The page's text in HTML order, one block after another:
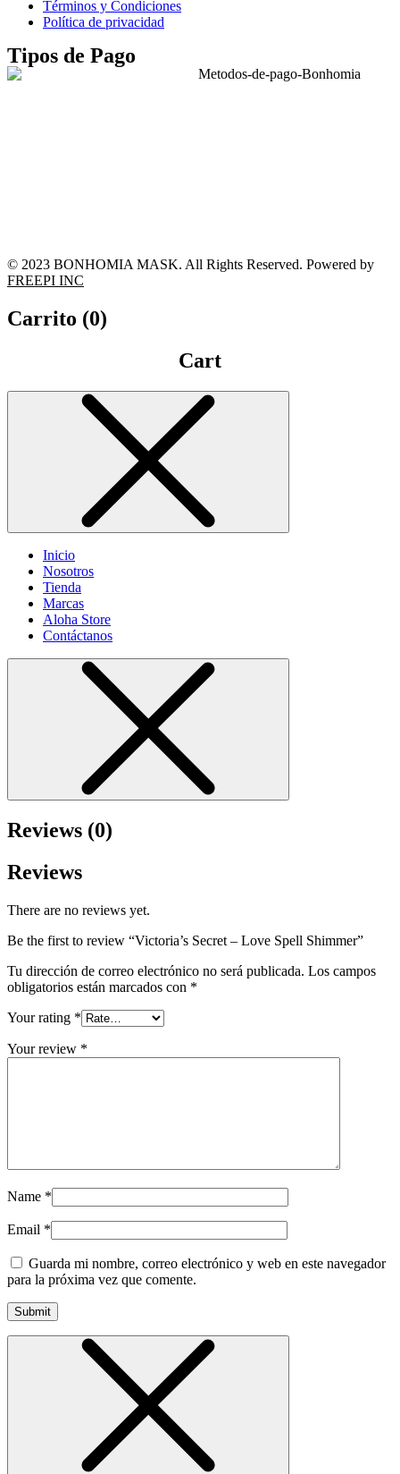
Términos y Condiciones
Política de privacidad
Tipos de Pago
© 2023 BONHOMIA MASK. All Rights Reserved. Powered by
FREEPI INC
Carrito (0)
Cart
Inicio
Nosotros
Tienda
Marcas
Aloha Store
Contáctanos
Reviews (0)
Reviews
There are no reviews yet.
Be the first to review “Victoria’s Secret – Love Spell Shimmer”
Tu dirección de correo electrónico no será publicada. Los campos
obligatorios están marcados con *
Your rating *
Your review *
Name *
Email *
Guarda mi nombre, correo electrónico y web en este navegador
para la próxima vez que comente.